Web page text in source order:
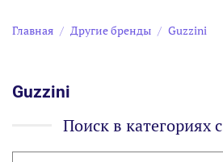
Главная Другие бренды Guzzini
Guzzini
Поиск в категориях